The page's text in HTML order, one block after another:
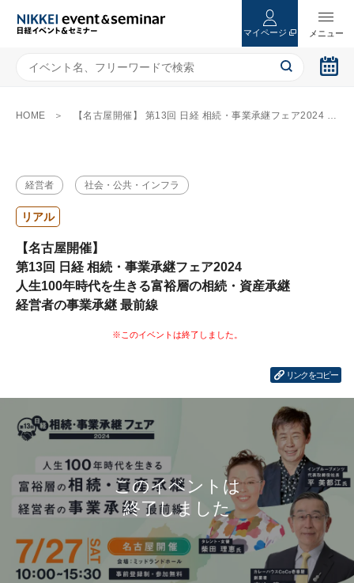
マイページ
HOME 【名古屋開催】 第13回 日経 相続・事業承継フェア2024 人生100年時代を生きる富裕層の相続・資産承継 経営者の事業承継 最前線
経営者 社会・公共・インフラ
リアル
【名古屋開催】
第13回 日経 相続・事業承継フェア2024
人生100年時代を生きる富裕層の相続・資産承継
経営者の事業承継 最前線
リンクをコピー